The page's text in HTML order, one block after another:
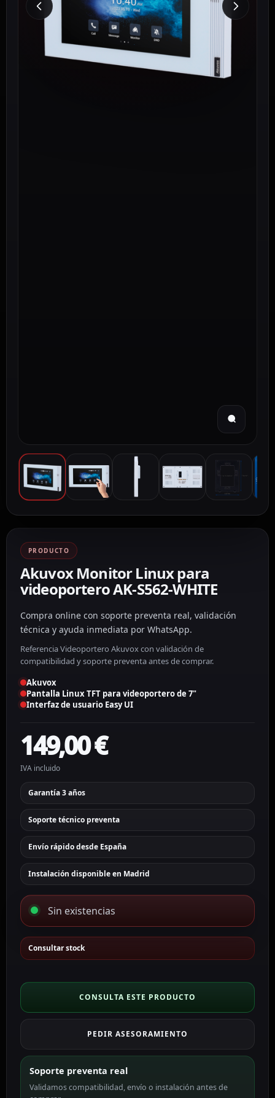
PRODUCTO
Akuvox Monitor Linux para
videoportero AK-S562-WHITE
Compra online con soporte preventa real, validación
técnica y ayuda inmediata por WhatsApp.
Referencia Videoportero Akuvox con validación de
compatibilidad y soporte preventa antes de comprar.
Akuvox
Pantalla Linux TFT para videoportero de 7"
Interfaz de usuario Easy UI
149,00€
IVA incluido
Garantía 3 años
Soporte técnico preventa
Envío rápido desde España
Instalación disponible en Madrid
Sin existencias
Consultar stock
CONSULTA ESTE PRODUCTO
PEDIR ASESORAMIENTO
Soporte preventa real
Validamos compatibilidad, envío o instalación antes de